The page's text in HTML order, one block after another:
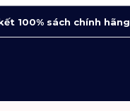
100% sách chính hãng